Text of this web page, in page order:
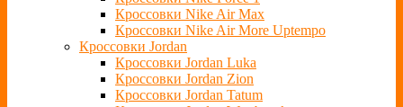
Кроссовки Nike Air Max
Кроссовки Nike Air More Uptempo
Кроссовки Jordan
Кроссовки Jordan Luka
Кроссовки Jordan Zion
Кроссовки Jordan Tatum